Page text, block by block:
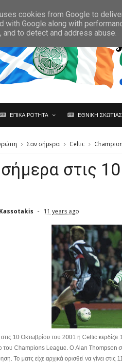
ΕΠΙΚΑΙΡΟΤΗΤΑ ΕΘΝΙΚΗ ΣΚΩΤΙΑΣ
Σαν σήμερα Celtic
στις
11 years ago
10 Οκτωβρίου του 2001 η Celtic
του Champions League. Ο Alan Thompson
To ματς είχε αρχικά ορισθεί να γίνει
cookies from Google to
with Google along with
to detect and address abuse.